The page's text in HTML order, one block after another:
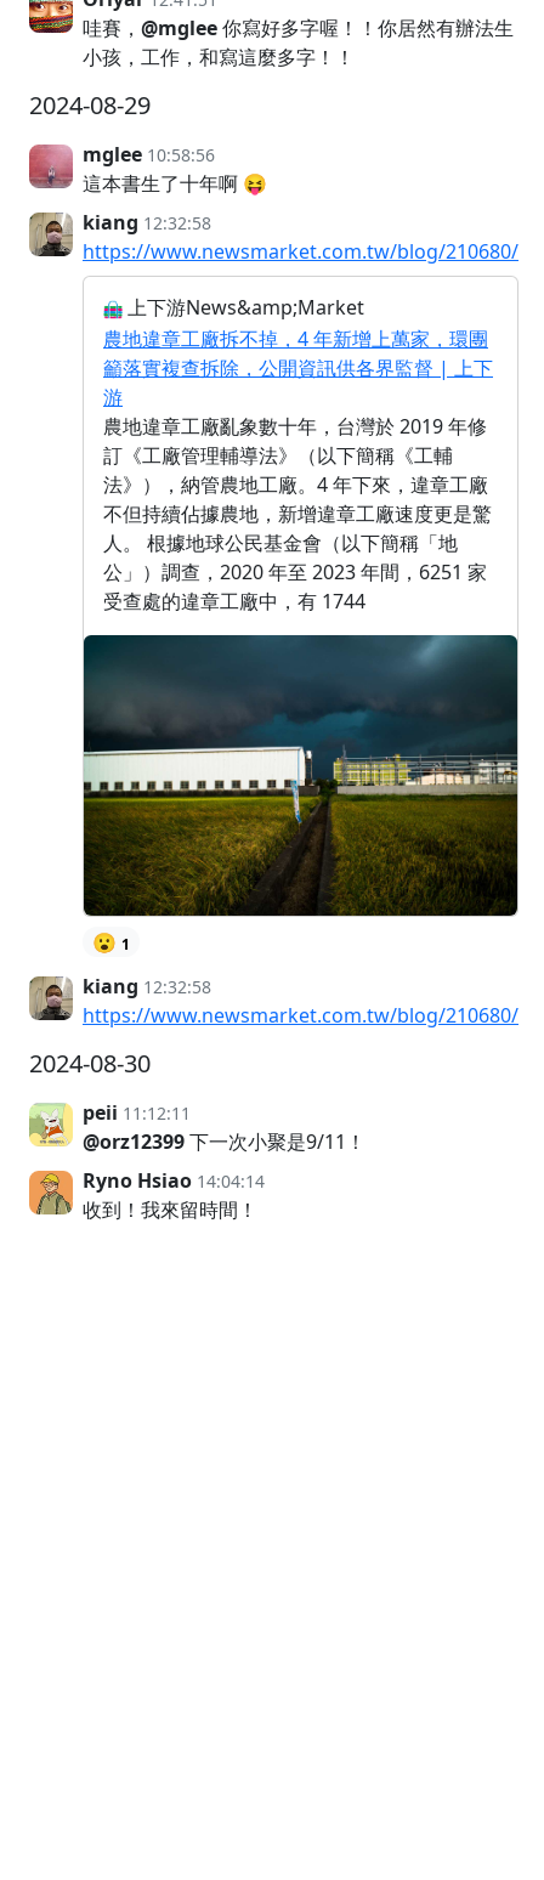
哇賽， @mglee你寫好多字喔！！你居然有辦法生
小孩，工作，和寫這麼多字！！
2024-08-29
mglee 10:58:56
這本書生了十年啊 😝
kiang 12:32:58
https://www.newsmarket.com.tw/blog/210680/
上下游News&amp;Market
農地違章工廠拆不掉，4 年新增上萬家，環團
籲落實複查拆除，公開資訊供各界監督 | 上下
游
農地違章工廠亂象數十年，台灣於 2019 年修
訂《工廠管理輔導法》（以下簡稱《工輔
法》），納管農地工廠。4 年下來，違章工廠
不但持續佔據農地，新增違章工廠速度更是驚
人。 根據地球公民基金會（以下簡稱「地
公」）調查，2020 年至 2023 年間，6251 家
受查處的違章工廠中，有 1744
😮 1
kiang 12:32:58
https://www.newsmarket.com.tw/blog/210680/
2024-08-30
peii 11:12:11
@orz12399下一次小聚是9/11！
Ryno Hsiao 14:04:14
收到！我來留時間！